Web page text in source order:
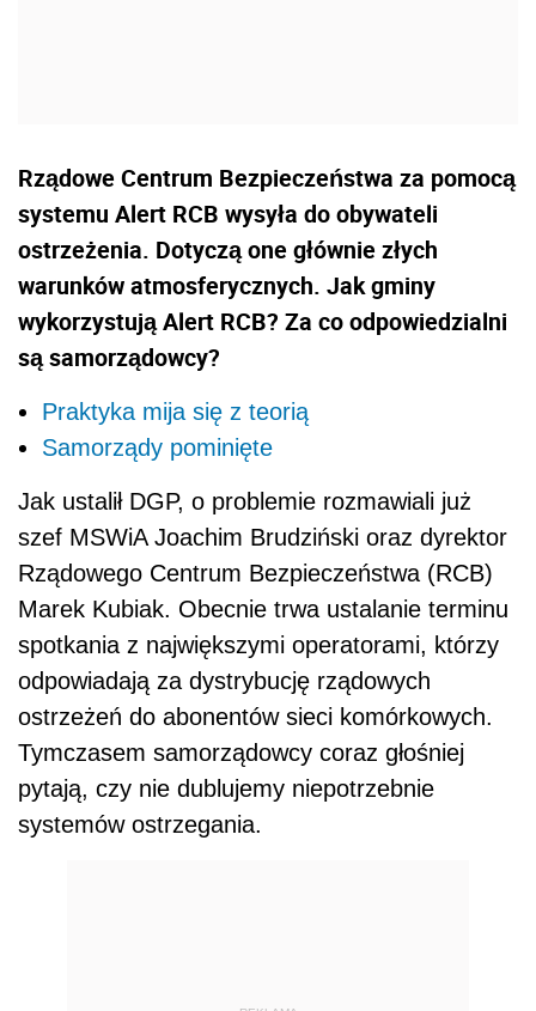
Rządowe Centrum Bezpieczeństwa za pomocą
systemu Alert RCB wysyła do obywateli
ostrzeżenia. Dotyczą one głównie złych
warunków atmosferycznych. Jak gminy
wykorzystują Alert RCB? Za co odpowiedzialni
są samorządowcy?
Praktyka mija się z teorią
Samorządy pominięte
Jak ustalił DGP, o problemie rozmawiali już
szef MSWiA Joachim Brudziński oraz dyrektor
Rządowego Centrum Bezpieczeństwa (RCB)
Marek Kubiak. Obecnie trwa ustalanie terminu
spotkania z największymi operatorami, którzy
odpowiadają za dystrybucję rządowych
ostrzeżeń do abonentów sieci komórkowych.
Tymczasem samorządowcy coraz głośniej
pytają, czy nie dublujemy niepotrzebnie
systemów ostrzegania.